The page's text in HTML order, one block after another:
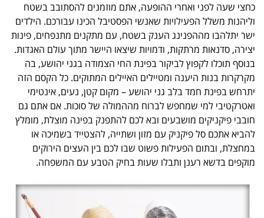
כחצי שעה לפני ואחרי ההופעה, אתם מוזמנים להסתובב בשטח
וליהנות משלל הפעילויות שאנשי הפסטיבל הכינו עבורכם. הילדים
ישר יתלהבו מההפנינג הענק בשטח, עם מתקנים מתנפחים, פינות
יצירה, סדנאות מרתקות, ודמויות שיצאו היישר מתוך עולם האגדות.
בנוסף תוכלו לקפוץ לביקור בפינת החי הצמודה בגני יהושע, בה
מקרקרות בנות היענה ומטיילים האיילים המתוקים. כל הקסם הזה
יתרחש בפינת חמד בלב גני יהושע – מקום קטן, נעים, אינטימי
ואטרקטיבי למי שמחפש לברוח מההמולה של סוכות. אם אתם גם
חובבי פיקניקים מושבעים ובא לכם להתפנק בפינה מוצלת, מומלץ
להביא אתכם סל פיקניק עם מזון ושתייה, להצטייד בשמיכה או
במחצלת, ובתום הפעילות פשוט שבו לכם בין העצים הירוקים
מוקפים בדשא רענן ותבלו שעות בחיק הטבע עם המשפחה.